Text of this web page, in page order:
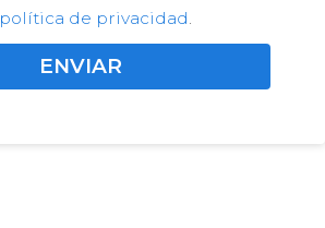
política de privacidad.